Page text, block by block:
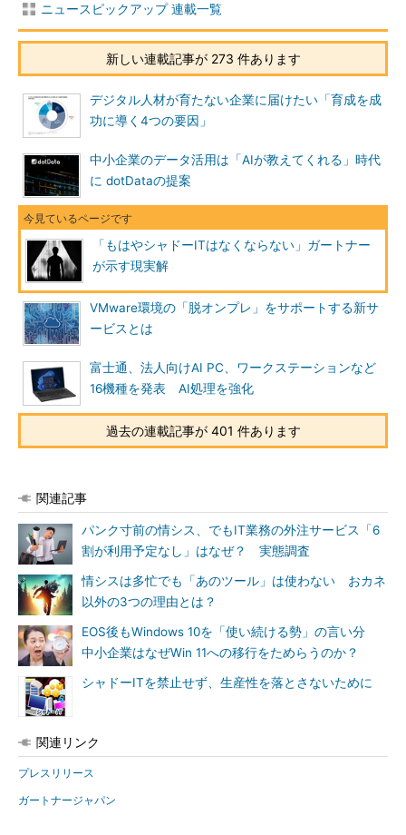
ニュースピックアップ 連載一覧
新しい連載記事が 273 件あります
デジタル人材が育たない企業に届けたい「育成を成
功に導く4つの要因」
中小企業のデータ活用は「AIが教えてくれる」時代
に dotDataの提案
「もはやシャドーITはなくならない」ガートナー
が示す現実解
VMware環境の「脱オンプレ」をサポートする新サ
ービスとは
富士通、法人向けAI PC、ワークステーションなど
16機種を発表 AI処理を強化
過去の連載記事が 401 件あります
関連記事
パンク寸前の情シス、でもIT業務の外注サービス「6
割が利用予定なし」はなぜ？ 実態調査
情シスは多忙でも「あのツール」は使わない おカネ
以外の3つの理由とは？
EOS後もWindows 10を「使い続ける勢」の言い分
中小企業はなぜWin 11への移行をためらうのか？
シャドーITを禁止せず、生産性を落とさないために
関連リンク
プレスリリース
ガートナージャパン